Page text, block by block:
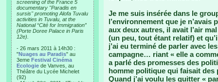
screening of the France 5
documentary "Paradis en
sursis" promoting Alofa Tuvalu
activities in Tuvalu, at the
National “Cité for Immigration”
(Porte Doree Palace in Paris
12e).
- 26 mars 2011 à 14h30 :
"Nuages au Paradis" au
3eme Festival Cinéma
Ecologie de Vanves, au
Théâtre du Lycée Michelet
(92)
Je me suis insérée dans le
l’environnement que je
aux deux autres, il avait l’air
(un peu, tout étant relatif) et
j’ai eu terminé de parler avec
campagne… riant « elle a
a parlé des promesses des
homme politique qui faisait
Quand j’ai voulu les quitter «